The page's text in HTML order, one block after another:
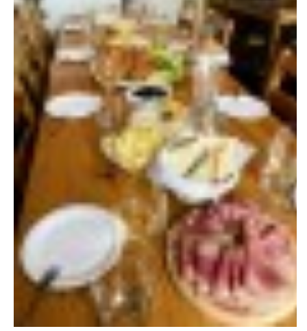
petrovajitka@seznam.cz
© 2026 eStránky.cz |RSS| Tisk |Aktualizováno: 20. 7. 2026 Nahoru ↑